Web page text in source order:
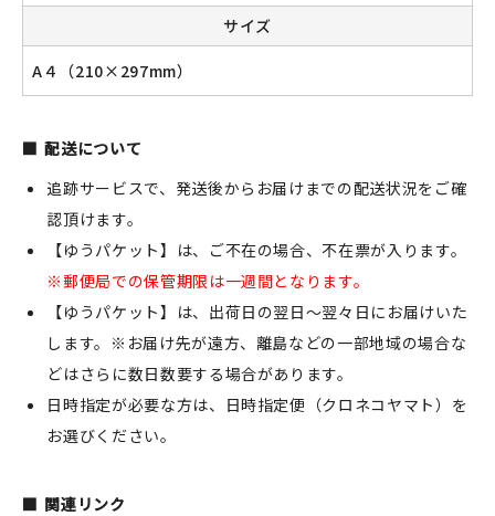
サイズ
A４（210×297mm）
配送について
追跡サービスで、発送後からお届けまでの配送状況をご確
認頂けます。
【ゆうパケット】は、ご不在の場合、不在票が入ります。
※郵便局での保管期限は一週間となります。
【ゆうパケット】は、出荷日の翌日～翌々日にお届けいた
します。※お届け先が遠方、離島などの一部地域の場合な
どはさらに数日数要する場合があります。
日時指定が必要な方は、日時指定便（クロネコヤマト）を
お選びください。
関連リンク